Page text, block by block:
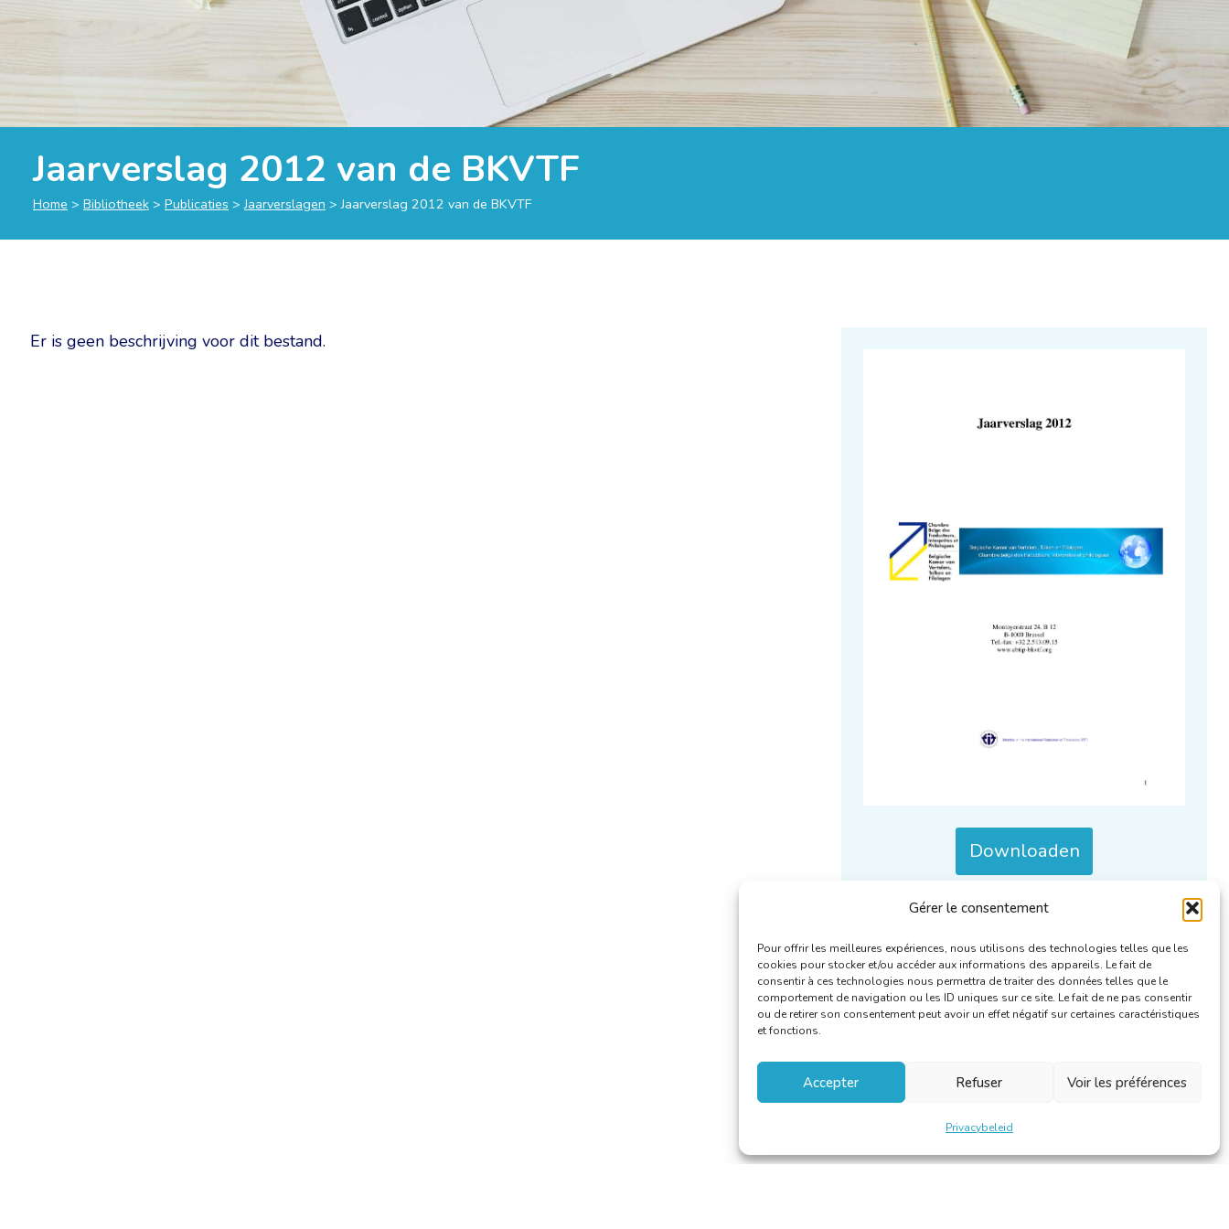
Gérer le consentement
Pour offrir les meilleures expériences, nous utilisons des technologies telles que les
cookies pour stocker et/ou accéder aux informations des appareils. Le fait de
consentir à ces technologies nous permettra de traiter des données telles que le
comportement de navigation ou les ID uniques sur ce site. Le fait de ne pas consentir
ou de retirer son consentement peut avoir un effet négatif sur certaines caractéristiques
et fonctions.
Accepter Refuser Voir les préférences
Privacybeleid
Jaarverslag 2012 van de BKVTF
Home > Bibliotheek > Publicaties >Jaarverslagen >Jaarverslag 2012 van de BKVTF
Er is geen beschrijving voor dit bestand.
Downloaden
Enkel/Ook beschikbaar in het :
Categorieën :
Jaarverslagen